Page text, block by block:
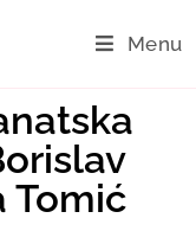
Menu
Tomić